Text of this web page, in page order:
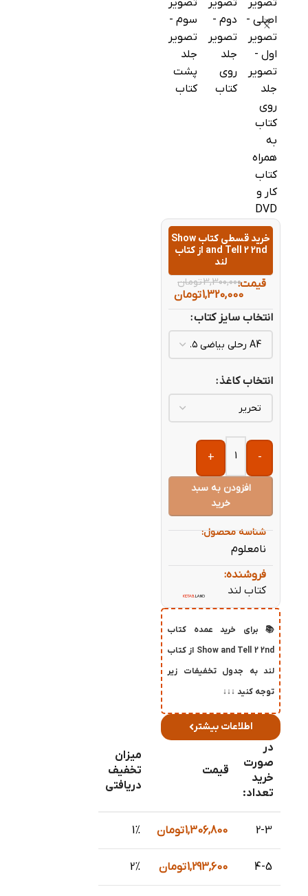
خرید قسطی کتاب Show
and Tell 2 2nd از کتاب
لند
قیمت:3,300,000تومان
1,320,000تومان
انتخاب سایز کتاب
انتخاب کاغذ
-
+
افزودن به سبد
خرید
شناسه محصول:
نامعلوم
فروشنده:
کتاب لند
📚 برای خرید عمده کتاب
Show and Tell 2 2nd از کتاب
لند به جدول تخفیفات زیر
توجه کنید ↓↓↓
اطلاعات بیشتر
در
صورت
خرید
تعداد:
قیمت
میزان
تخفیف
دریافتی
2-3
1,306,800تومان 1%
4-5
1,293,600تومان 2%